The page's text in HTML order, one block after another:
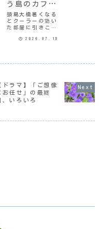
う島のカフェ
＆美術館
頭島大橋暑くなる
とクーラーの効い
た部屋に引きこも
お誘いがあるとウ
から「備前市美術
館に行きましょ
う」と。もちろん
2026.07.18
ドラマ】「ご想像
お任せ」の最終
、いろいろ